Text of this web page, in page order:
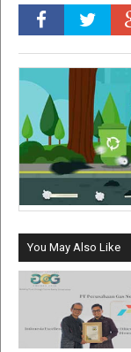
You May Also Like